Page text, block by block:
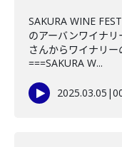
SAKURA WINE
のアーバンワイナ
さんからワイナリ
===SAKURA W...
2025.03.05 |